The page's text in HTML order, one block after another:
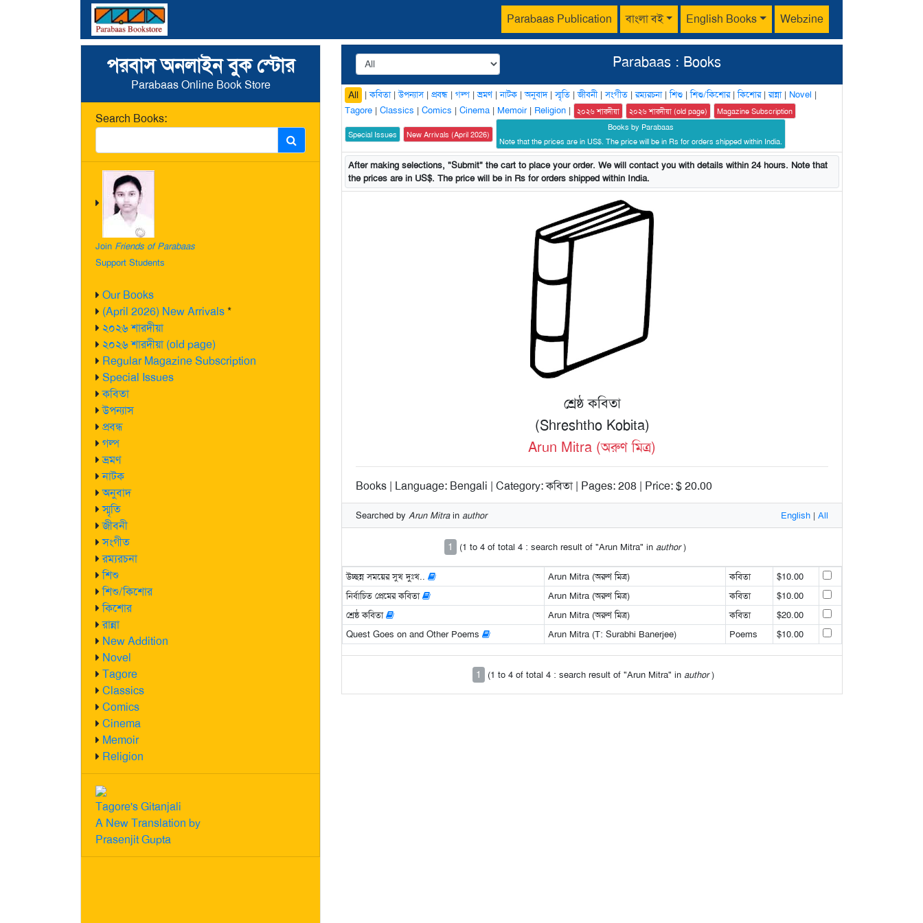
Parabaas Publication বাংলা বই English Books Webzine
পরবাস অনলাইন বুক স্টোর
Parabaas Online Book Store
Search Books:
Join Friends of Parabaas
Support Students
Our Books
(April 2026) New Arrivals*
২০২৬ শারদীয়া
২০২৬ শারদীয়া (old page)
Regular Magazine Subscription
Special Issues
কবিতা
উপন্যাস
প্রবন্ধ
গল্প
ভ্রমণ
নাটক
অনুবাদ
স্মৃতি
জীবনী
সংগীত
রম্যরচনা
শিশু
শিশু/কিশোর
কিশোর
রান্না
New Addition
Novel
Tagore
Classics
Comics
Cinema
Memoir
Religion
Tagore's Gitanjali
A New Translation by
Prasenjit Gupta
Parabaas : Books
All |কবিতা|উপন্যাস| প্রবন্ধ | গল্প |ভ্রমণ|নাটক |অনুবাদ|স্মৃতি |জীবনী|সংগীত |রম্যরচনা|শিশু |শিশু/কিশোর|কিশোর|রান্না| Novel |
Tagore | Classics | Comics | Cinema | Memoir| Religion | ২০২৬ শারদীয়া ২০২৬ শারদীয়া (old page) Magazine Subscription
Special Issues New Arrivals (April 2026)
Books by Parabaas
Note that the prices are in US$. The price will be in Rs for orders shipped within India.
After making selections, "Submit" the cart to place your order. We will contact you with details within 24 hours. Note that
the prices are in US$. The price will be in Rs for orders shipped within India.
শ্রেষ্ঠ কবিতা
(Shreshtho Kobita)
Arun Mitra (অরুণ মিত্র)
Books | Language: Bengali | Category: কবিতা | Pages: 208 | Price: $ 20.00
Searched by Arun Mitrain author English | All
1 (1 to 4 of total 4 : search result of "Arun Mitra" in author)
উচ্ছন্ন সময়ের সুখ দুঃখ.. Arun Mitra (অরুণ মিত্র) কবিতা
$10.00
নির্বাচিত প্রেমের কবিতা
Arun Mitra (অরুণ মিত্র) কবিতা
$10.00
শ্রেষ্ঠ কবিতা
Arun Mitra (অরুণ মিত্র) কবিতা
$20.00
Quest Goes on and Other Poems
Arun Mitra (T: Surabhi Banerjee) Poems $10.00
1 (1 to 4 of total 4 : search result of "Arun Mitra" in author)